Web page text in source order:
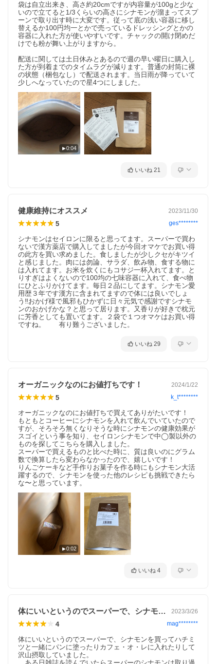
袋は自立出来き、高さ約20cmですが内容量が100gと少な
いので立てると1/3くらいの高さにシナモンが溜まってスプ
ーンで取り出す時に大変です。従って底の浅い容器に移し
替えるか100円均一とかで売っているドレッシングとかの
容器に入れた方が使いやすいです。チャックの開け閉めだ
けでも粉が舞い上がりますから。
配送に関しては土日休みとあるので週の早い曜日に購入し
た方が到着までのタイムラグが減ります。普通の封筒に裸
の状態（梱包なし）で配送されます。当日雨が降っていて
少しへなっていたので星4つにしました。
0:04
いいね 21
健康維持にオススメ 2023/11/30
5 ges********
シナモンはセイロンに限ると思ってます。スーパーで買わ
ないで漢方薬店で購入してましたが今回オマケでお買い得
の此方を買い求めました。食しましたが少しクセがキツイ
と感じました。肉には勿論、サラダ、飲み物、食する物に
は入れてます。お米を炊くにもコサジ一杯入れてます。と
りすぎはよくないので100均の七味容器に入れて、食べ物
にひとふりかけてます。毎日２品にしてます。シナモン愛
用歴３年です漢方に含まれてますので体には良いでしょ
う‼️おかげ様で風邪もひかずに日々元気で感謝ですシナモ
ンのおかげかな？と思って居ります。又香りが好きで枕元
に芳香としても置いてます。２袋で１つオマケはお買い得
ですね。　　有り難うございました。
いいね 29
オーガニックなのにお値打ちです！ 2024/1/22
5 k_t********
オーガニックなのにお値打ちで買えてありがたいです！
もともとコーヒーにシナモンを入れて飲んでいていたので
すが、そろそろ無くなりそうな時にシナモンの健康効果が
スゴイという事を知り、セイロンシナモンで中◯製以外の
ものを探してこちらを購入しました。
スーパーで買えるものと比べた時に、質は良いのにグラム
数で換算したら変わらなかったので、嬉しいです！
りんごケーキなど手作りお菓子を作る時にもシナモン大活
躍するので、シナモンを使った他のレシピも挑戦できたら
な〜と思っています。
0:02
いいね 4
体にいいというのでスーパーで、シナモン… 2023/3/26
4 mag********
体にいいというのでスーパーで、シナモンを買ってハチミ
ツと一緒にパンに塗ったりカフェ・オ・レに入れたりして
沢山摂取していました。